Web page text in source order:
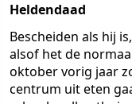
Heldendaad
Bescheiden als hij
alsof het de
oktober vorig jaar
centrum uit eten